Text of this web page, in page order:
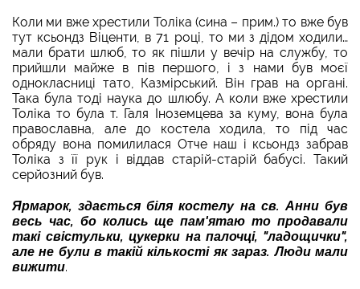
Коли ми вже хрестили Толіка (сина – прим.) то вже був
тут ксьондз Віценти, в 71 році, то ми з дідом ходили…
мали брати шлюб, то як пішли у вечір на службу, то
прийшли майже в пів першого, і з нами був моєї
однокласниці тато, Казмірський. Він грав на органі.
Така була тоді наука до шлюбу. А коли вже хрестили
Толіка то була т. Галя Іноземцева за куму, вона була
православна, але до костела ходила, то під час
обряду вона помилилася Отче наш і ксьондз забрав
Толіка з її рук і віддав старій-старій бабусі. Такий
серйозний був.
Ярмарок, здається біля костелу на св. Анни був
весь час, бо колись ще пам'ятаю то продавали
такі свістульки, цукерки на палочці, "ладощички",
але не були в такій кількості як зараз. Люди мали
вижити.